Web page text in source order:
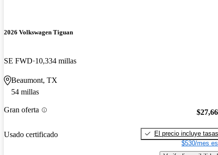
2026 Volkswagen Tiguan
SE FWD 10,334 millas
Beaumont, TX
54 millas
Gran oferta
Usado certificado
El precio incluye tasas
$530/mes